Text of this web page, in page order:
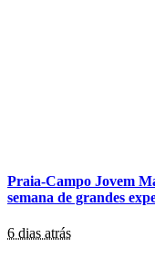
Praia-Campo Jovem
semana de grandes
6 dias atrás